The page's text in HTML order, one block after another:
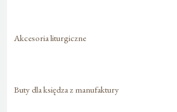
Akcesoria liturgiczne
Buty dla księdza z manufaktury